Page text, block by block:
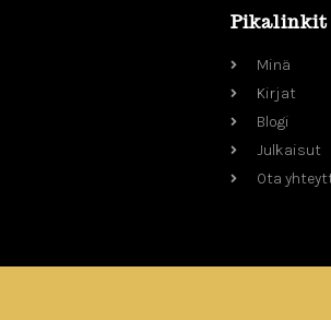
Pikalinkit
Minä
Kirjat
Blogi
Julkaisut
Ota